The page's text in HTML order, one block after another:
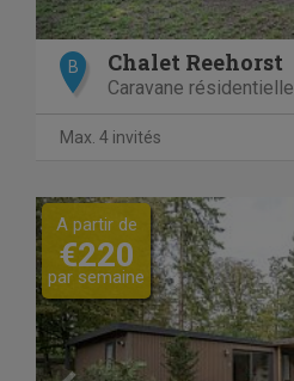
B Chalet Reehorst
Caravane résidentielle
Max. 4 invités
Previous
A partir de
€220
par semaine